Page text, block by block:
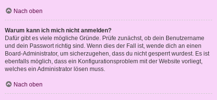
Nach oben
Warum kann ich mich nicht anmelden?
Dafür gibt es viele mögliche Gründe. Prüfe zunächst, ob dein Benutzername
und dein Passwort richtig sind. Wenn dies der Fall ist, wende dich an einen
Board-Administrator, um sicherzugehen, dass du nicht gesperrt wurdest. Es ist
ebenfalls möglich, dass ein Konfigurationsproblem mit der Website vorliegt,
welches ein Administrator lösen muss.
Nach oben